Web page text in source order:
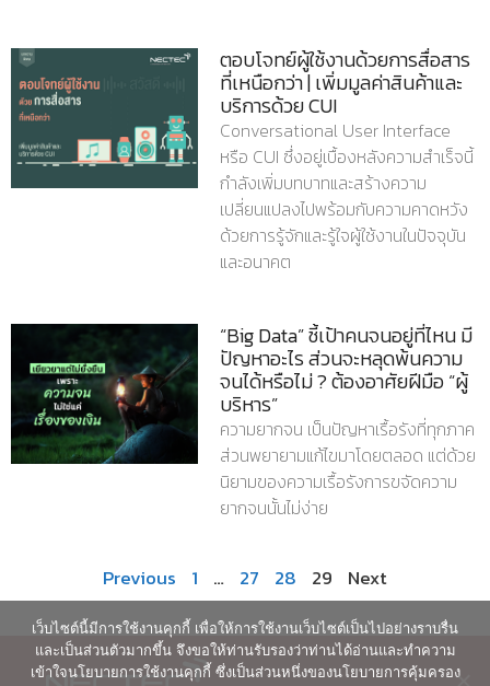
ตอบโจทย์ผู้ใช้งานด้วยการสื่อสาร
ที่เหนือกว่า | เพิ่มมูลค่าสินค้าและ
บริการด้วย CUI
Conversational User Interface
หรือ CUI ซึ่งอยู่เบื้องหลังความสำเร็จนี้
กำลังเพิ่มบทบาทและสร้างความ
เปลี่ยนแปลงไปพร้อมกับความคาดหวัง
ด้วยการรู้จักและรู้ใจผู้ใช้งานในปัจจุบัน
และอนาคต
“Big Data” ชี้เป้าคนจนอยู่ที่ไหน มี
ปัญหาอะไร ส่วนจะหลุดพ้นความ
จนได้หรือไม่ ? ต้องอาศัยฝีมือ “ผู้
บริหาร”
ความยากจน เป็นปัญหาเรื้อรังที่ทุกภาค
ส่วนพยายามแก้ไขมาโดยตลอด แต่ด้วย
นิยามของความเรื้อรังการขจัดความ
ยากจนนั้นไม่ง่าย
Previous 1 … 27 28 29 Next
เว็บไซต์นี้มีการใช้งานคุกกี้ เพื่อให้การใช้งานเว็บไซต์เป็นไปอย่างราบรื่น
และเป็นส่วนตัวมากขึ้น จึงขอให้ท่านรับรองว่าท่านได้อ่านและทำความ
เข้าใจนโยบายการใช้งานคุกกี้ ซึ่งเป็นส่วนหนึ่งของนโยบายการคุ้มครอง